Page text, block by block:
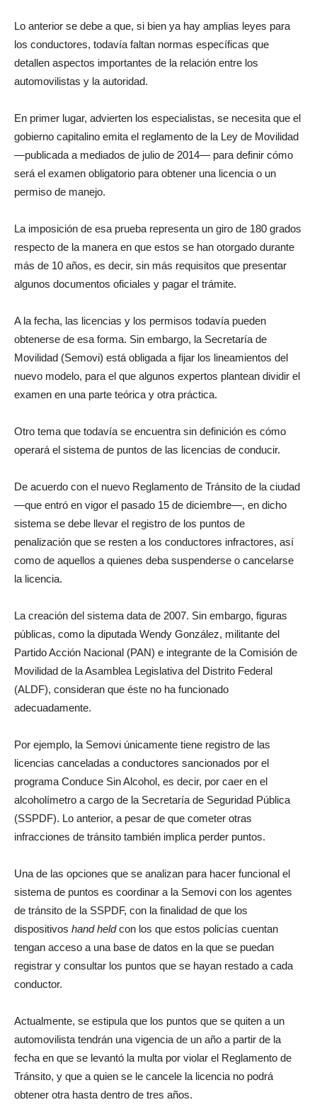
Lo anterior se debe a que, si bien ya hay amplias leyes para
los conductores, todavía faltan normas específicas que
detallen aspectos importantes de la relación entre los
automovilistas y la autoridad.
En primer lugar, advierten los especialistas, se necesita que el
gobierno capitalino emita el reglamento de la Ley de Movilidad
—publicada a mediados de julio de 2014— para definir cómo
será el examen obligatorio para obtener una licencia o un
permiso de manejo.
La imposición de esa prueba representa un giro de 180 grados
respecto de la manera en que estos se han otorgado durante
más de 10 años, es decir, sin más requisitos que presentar
algunos documentos oficiales y pagar el trámite.
A la fecha, las licencias y los permisos todavía pueden
obtenerse de esa forma. Sin embargo, la Secretaría de
Movilidad (Semovi) está obligada a fijar los lineamientos del
nuevo modelo, para el que algunos expertos plantean dividir el
examen en una parte teórica y otra práctica.
Otro tema que todavía se encuentra sin definición es cómo
operará el sistema de puntos de las licencias de conducir.
De acuerdo con el nuevo Reglamento de Tránsito de la ciudad
—que entró en vigor el pasado 15 de diciembre—, en dicho
sistema se debe llevar el registro de los puntos de
penalización que se resten a los conductores infractores, así
como de aquellos a quienes deba suspenderse o cancelarse
la licencia.
La creación del sistema data de 2007. Sin embargo, figuras
públicas, como la diputada Wendy González, militante del
Partido Acción Nacional (PAN) e integrante de la Comisión de
Movilidad de la Asamblea Legislativa del Distrito Federal
(ALDF), consideran que éste no ha funcionado
adecuadamente.
Por ejemplo, la Semovi únicamente tiene registro de las
licencias canceladas a conductores sancionados por el
programa Conduce Sin Alcohol, es decir, por caer en el
alcoholímetro a cargo de la Secretaría de Seguridad Pública
(SSPDF). Lo anterior, a pesar de que cometer otras
infracciones de tránsito también implica perder puntos.
Una de las opciones que se analizan para hacer funcional el
sistema de puntos es coordinar a la Semovi con los agentes
de tránsito de la SSPDF, con la finalidad de que los
dispositivos hand heldcon los que estos policías cuentan
tengan acceso a una base de datos en la que se puedan
registrar y consultar los puntos que se hayan restado a cada
conductor.
Actualmente, se estipula que los puntos que se quiten a un
automovilista tendrán una vigencia de un año a partir de la
fecha en que se levantó la multa por violar el Reglamento de
Tránsito, y que a quien se le cancele la licencia no podrá
obtener otra hasta dentro de tres años.